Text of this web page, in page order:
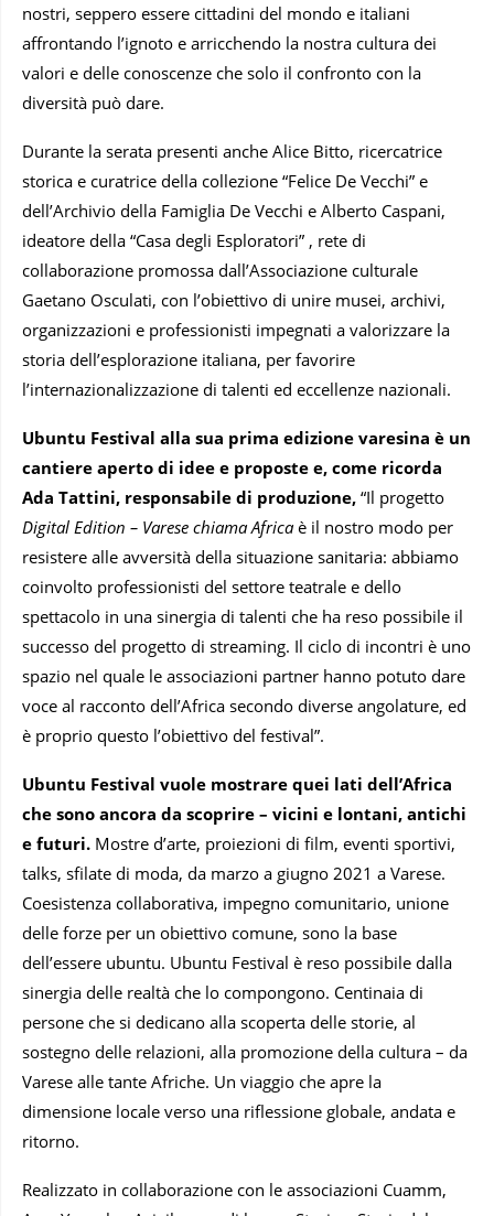
nostri, seppero essere cittadini del mondo e italiani
affrontando l’ignoto e arricchendo la nostra cultura dei
valori e delle conoscenze che solo il confronto con la
diversità può dare.
Durante la serata presenti anche Alice Bitto, ricercatrice
storica e curatrice della collezione “Felice De Vecchi” e
dell’Archivio della Famiglia De Vecchi e Alberto Caspani,
ideatore della “Casa degli Esploratori” , rete di
collaborazione promossa dall’Associazione culturale
Gaetano Osculati, con l’obiettivo di unire musei, archivi,
organizzazioni e professionisti impegnati a valorizzare la
storia dell’esplorazione italiana, per favorire
l’internazionalizzazione di talenti ed eccellenze nazionali.
Ubuntu Festival alla sua prima edizione varesina è un
cantiere aperto di idee e proposte e, come ricorda
Ada Tattini, responsabile di produzione, “Il progetto
Digital Edition – Varese chiama Africaè il nostro modo per
resistere alle avversità della situazione sanitaria: abbiamo
coinvolto professionisti del settore teatrale e dello
spettacolo in una sinergia di talenti che ha reso possibile il
successo del progetto di streaming. Il ciclo di incontri è uno
spazio nel quale le associazioni partner hanno potuto dare
voce al racconto dell’Africa secondo diverse angolature, ed
è proprio questo l’obiettivo del festival”.
Ubuntu Festival vuole mostrare quei lati dell’Africa
che sono ancora da scoprire – vicini e lontani, antichi
e futuri. Mostre d’arte, proiezioni di film, eventi sportivi,
talks, sfilate di moda, da marzo a giugno 2021 a Varese.
Coesistenza collaborativa, impegno comunitario, unione
delle forze per un obiettivo comune, sono la base
dell’essere ubuntu. Ubuntu Festival è reso possibile dalla
sinergia delle realtà che lo compongono. Centinaia di
persone che si dedicano alla scoperta delle storie, al
sostegno delle relazioni, alla promozione della cultura – da
Varese alle tante Afriche. Un viaggio che apre la
dimensione locale verso una riflessione globale, andata e
ritorno.
Realizzato in collaborazione con le associazioni Cuamm,